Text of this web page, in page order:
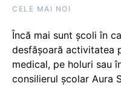
CELE MAI NOI
Încă mai sunt școli în
desfășoară activitatea
medical, pe holuri sau
consilierul școlar Aura